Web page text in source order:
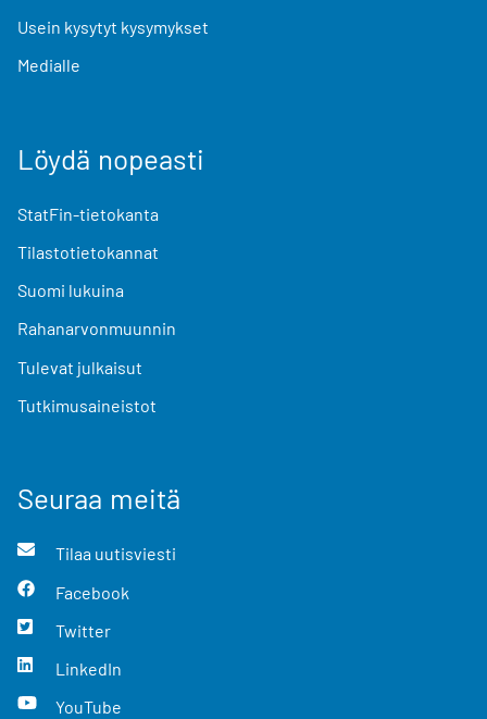
Usein kysytyt kysymykset
Medialle
Löydä nopeasti
StatFin-tietokanta
Tilastotietokannat
Suomi lukuina
Rahanarvonmuunnin
Tulevat julkaisut
Tutkimusaineistot
Seuraa meitä
Tilaa uutisviesti
Facebook
Twitter
LinkedIn
YouTube